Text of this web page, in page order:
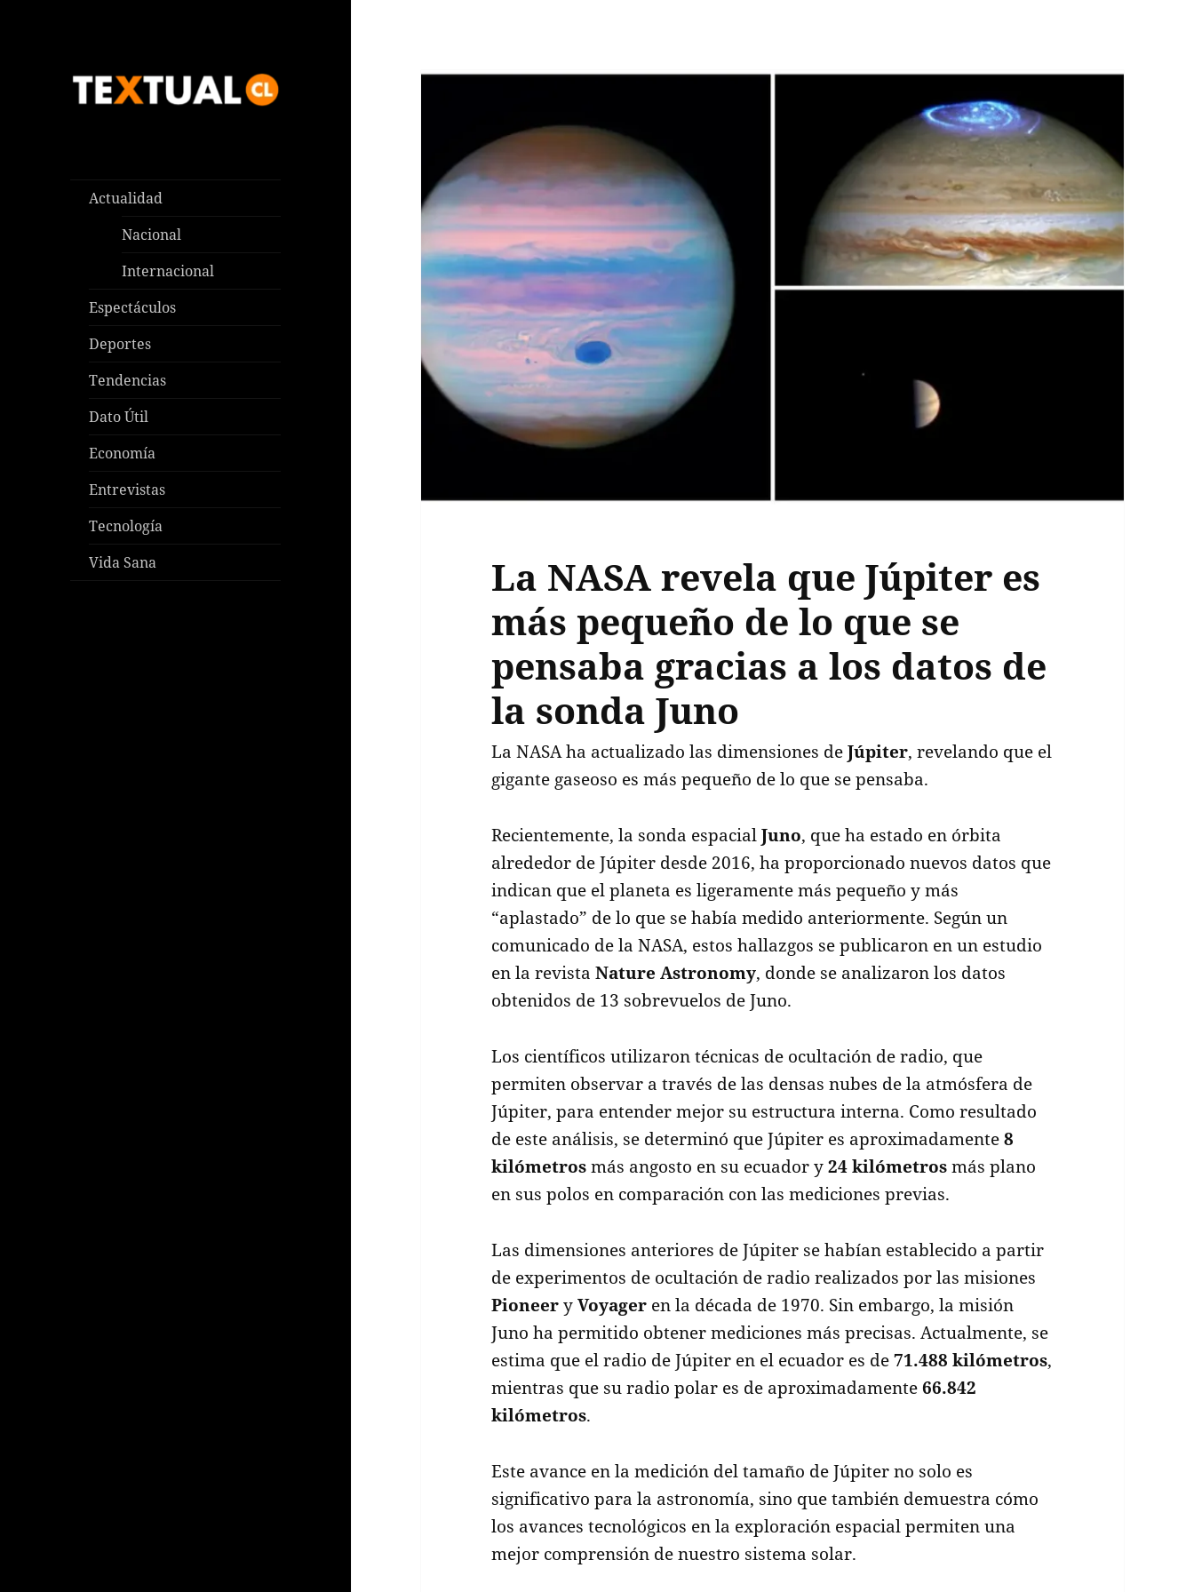
Actualidad
Nacional
Internacional
Espectáculos
Deportes
Tendencias
Dato Útil
Economía
Entrevistas
Tecnología
Vida Sana
La NASA revela que Júpiter es
más pequeño de lo que se
pensaba gracias a los datos de
la sonda Juno
La NASA ha actualizado las dimensiones deJúpiter, revelando que el
gigante gaseoso es más pequeño de lo que se pensaba.
Recientemente, la sonda espacialJuno, que ha estado en órbita
alrededor de Júpiter desde 2016, ha proporcionado nuevos datos que
indican que el planeta es ligeramente más pequeño y más
“aplastado” de lo que se había medido anteriormente. Según un
comunicado de la NASA, estos hallazgos se publicaron en un estudio
en la revistaNature Astronomy, donde se analizaron los datos
obtenidos de 13 sobrevuelos de Juno.
Los científicos utilizaron técnicas de ocultación de radio, que
permiten observar a través de las densas nubes de la atmósfera de
Júpiter, para entender mejor su estructura interna. Como resultado
de este análisis, se determinó que Júpiter es aproximadamente8
kilómetrosmás angosto en su ecuador y24 kilómetrosmás plano
en sus polos en comparación con las mediciones previas.
Las dimensiones anteriores de Júpiter se habían establecido a partir
de experimentos de ocultación de radio realizados por las misiones
PioneeryVoyager en la década de 1970. Sin embargo, la misión
Juno ha permitido obtener mediciones más precisas. Actualmente, se
estima que el radio de Júpiter en el ecuador es de71.488 kilómetros,
mientras que su radio polar es de aproximadamente66.842
kilómetros.
Este avance en la medición del tamaño de Júpiter no solo es
significativo para la astronomía, sino que también demuestra cómo
los avances tecnológicos en la exploración espacial permiten una
mejor comprensión de nuestro sistema solar.